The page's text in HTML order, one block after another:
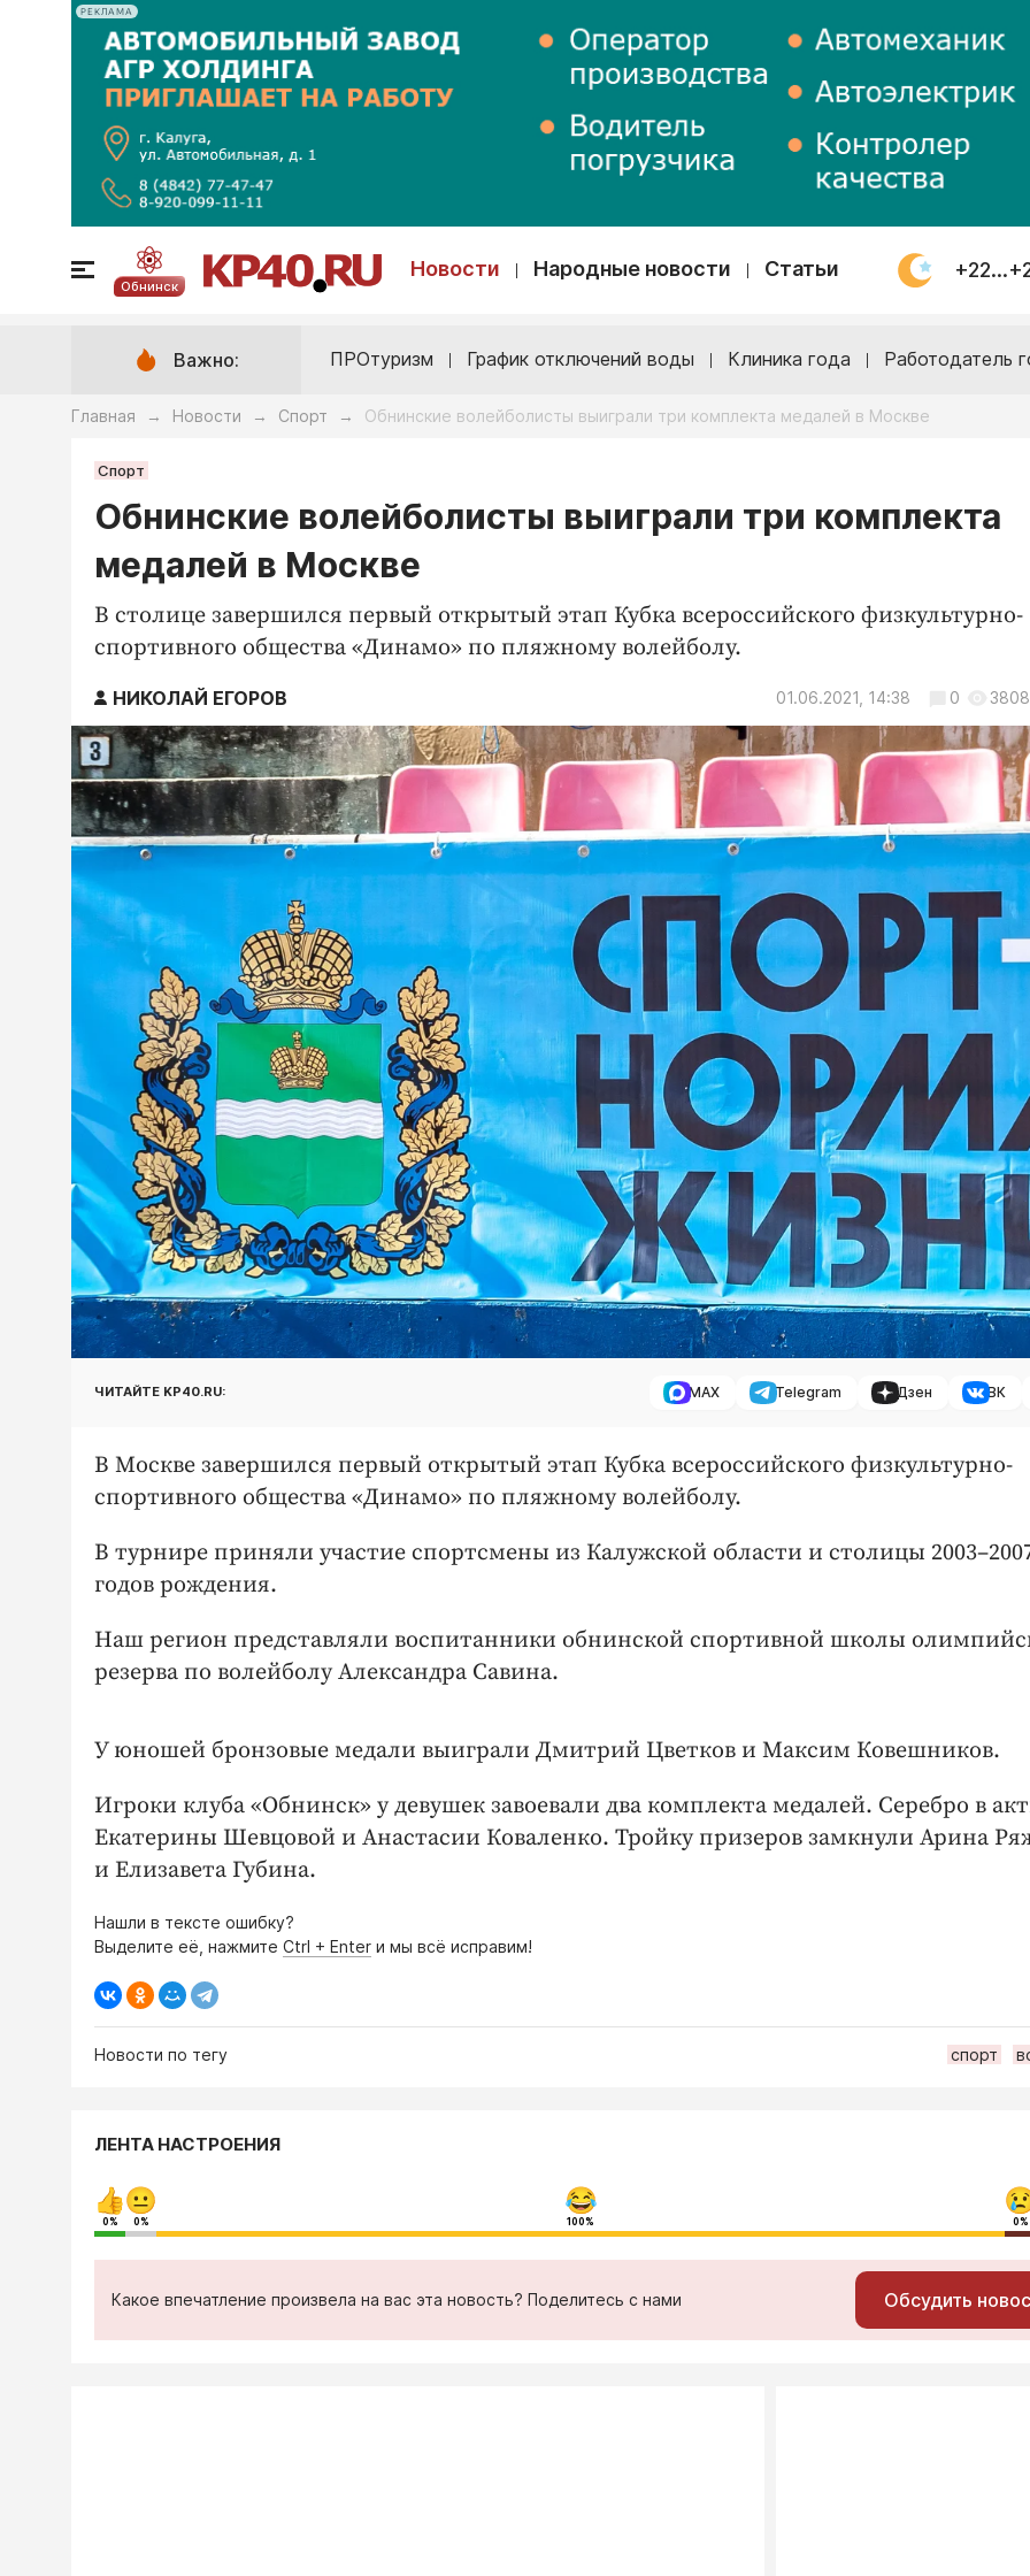
РЕКЛАМА
Обнинск
Новости Народные новости Статьи
Важно: ПРОтуризм График отключений воды Клиника года Работодатель
Главная → Новости → Спорт → Обнинские волейболисты выиграли три комплекта медалей в Москве
Спорт
Обнинские волейболисты выиграли три комплекта
медалей в Москве
В столице завершился первый открытый этап Кубка всероссийского физкультурно-
спортивного общества «Динамо» по пляжному волейболу.
НИКОЛАЙ ЕГОРОВ 01.06.2021, 14:38 0 3808
ЧИТАЙТЕ KP40.RU: MAX Telegram Дзен ВК
В Москве завершился первый открытый этап Кубка всероссийского физкультурно-
спортивного общества «Динамо» по пляжному волейболу.
В турнире приняли участие спортсмены из Калужской области и столицы
годов рождения.
Наш регион представляли воспитанники обнинской спортивной школы
резерва по волейболу Александра Савина.
У юношей бронзовые медали выиграли Дмитрий Цветков и Максим Ковешников.
Игроки клуба «Обнинск» у девушек завоевали два комплекта медалей. Серебро в
Екатерины Шевцовой и Анастасии Коваленко. Тройку призеров замкнули Арина
и Елизавета Губина.
Нашли в тексте ошибку?
Выделите её, нажмите Ctrl + Enter и мы всё исправим!
Новости по тегу спорт
ЛЕНТА НАСТРОЕНИЯ
0% 0% 100% 0%
Какое впечатление произвела на вас эта новость? Поделитесь с нами Обсудить